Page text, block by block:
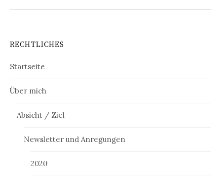
RECHTLICHES
Startseite
Über mich
Absicht / Ziel
Newsletter und Anregungen
2020